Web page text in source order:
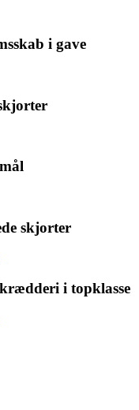
i gave
skjorter
i topklasse